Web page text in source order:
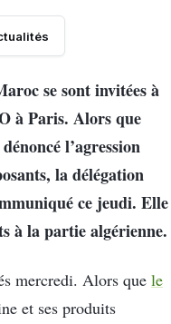
se sont invitées à
à Paris. Alors que
l’agression
la délégation
ce jeudi. Elle
à la partie algérienne.
mercredi. Alors que le
et ses produits